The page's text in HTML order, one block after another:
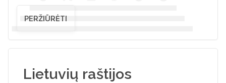
PERŽIŪRĖTI
Lietuvių raštijos